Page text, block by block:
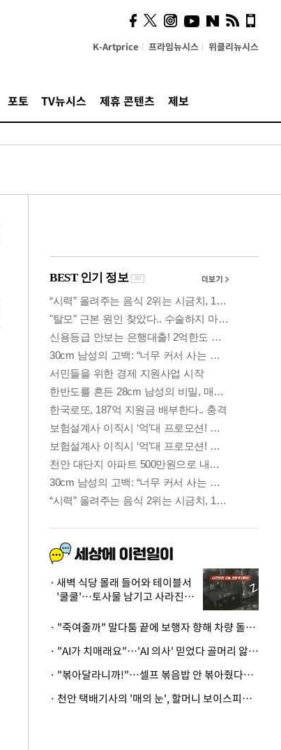
K-Artprice 프라임뉴시스 위클리뉴시스
포토 TV뉴시스 제휴 콘텐츠 제보
시, 스마트폰 액세서리에
NFC 더했다
새벽 식당 몰래 들어와 테이블서
'쿨쿨'…토사물 남기고 사라진 남
· "죽여줄까" 말다툼 끝에 보행자 향해 차량 돌진…50대 여성 중상
· "AI가 치매래요"…'AI 의사' 믿었다 골머리 앓는 美 의료계 '경고'
· "볶아달라니까!"…셀프 볶음밥 안 볶아줬다고 사장 폭행한 손님
· 천안 택배기사의 '매의 눈', 할머니 보이스피싱 피해 막아